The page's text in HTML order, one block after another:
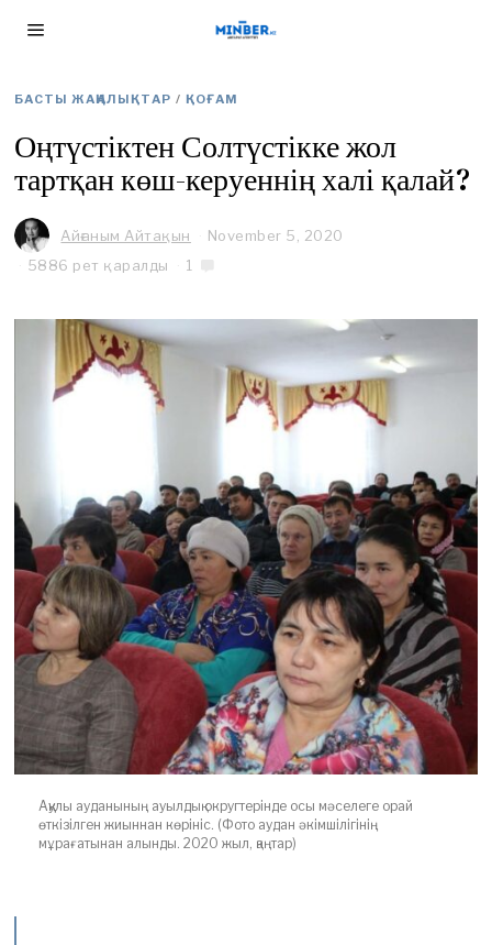
БАСТЫ ЖАҢАЛЫҚТАР / ҚОҒАМ
Оңтүстіктен Солтүстікке жол
тартқан көш-керуеннің халі қалай?
Айғаным Айтақын November 5, 2020
b
2
2
0
5886 рет қаралды 1
Аққулы ауданының ауылдық округтерінде осы мәселеге орай
өткізілген жиыннан көрініс. (Фото аудан әкімшілігінің
мұрағатынан алынды. 2020 жыл, қаңтар)